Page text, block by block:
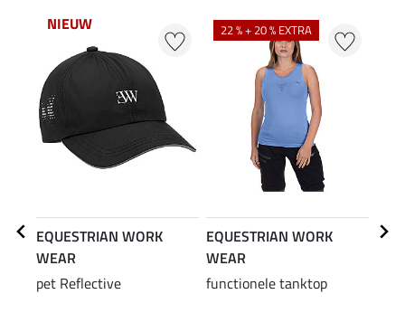
NIEUW
EQUESTRIAN WORK
WEAR
pet Reflective
22 % + 20 % EXTRA
EQUESTRIAN WORK
WEAR
functionele tanktop